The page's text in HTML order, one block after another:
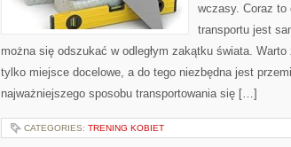
wczasy. Coraz
transportu jest
można się odszukać w odległym zakątku świata.
tylko miejsce docelowe, a do tego niezbędna jest
najważniejszego sposobu transportowania się […]
CATEGORIES: TRENING KOBIET